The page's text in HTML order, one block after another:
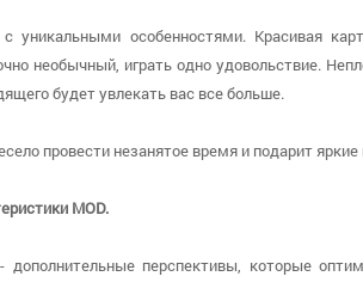
уникальными особенностями. Красивая
необычный, играть одно удовольствие.
будет увлекать вас все больше.
провести незанятое время и подарит яркие
MOD.
- дополнительные перспективы, которые